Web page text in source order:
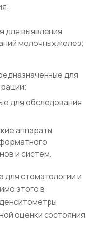
для выявления
молочных желез;
для
для обследования
аппараты,
и систем.
для стоматологии и
этого в
оценки состояния